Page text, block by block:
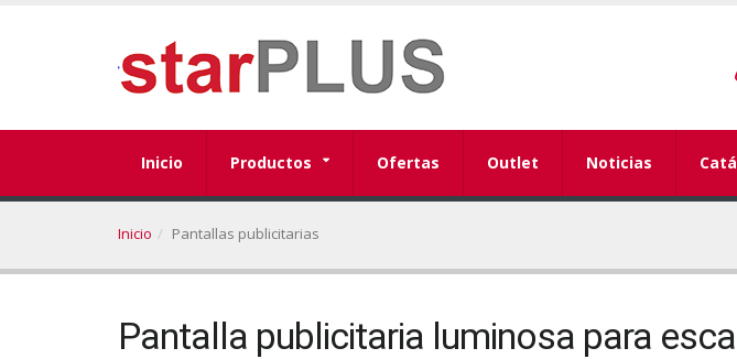
Inicio Productos Ofertas Outlet Noticias
Inicio Pantallas publicitarias
Pantalla publicitaria luminosa para